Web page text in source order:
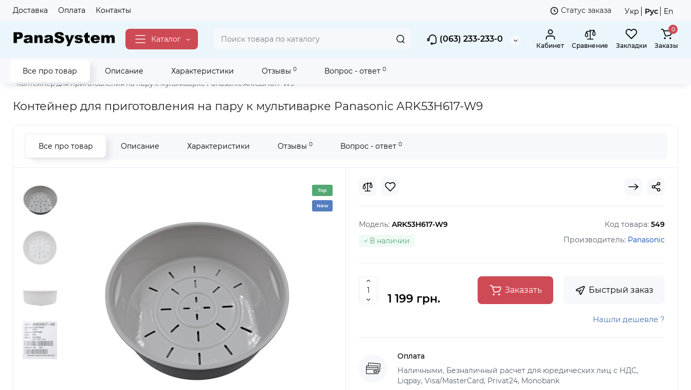
Доставка Оплата Контакты Статус заказа Укр Рус En
Каталог (063) 233-233-0
Кабинет Сравнение Закладки
0
Заказы
Все про товар Описание Характеристики Отзывы 0 Вопрос - ответ 0
Главная Для Кухни Аксессуары Для Кухни для Мультиварок
Контейнеры-пароварки для мультиварок
Контейнер для приготовления на пару к мультиварке Panasonic ARK53H617-W9
Контейнер для приготовления на пару к мультиварке Panasonic ARK53H617-W9
Все про товар Описание Характеристики Отзывы 0 Вопрос - ответ 0
Top
New
Модель: ARK53H617-W9 Код товара: 549
Производитель: Panasonic
В наличии
1 199 грн.
Заказать Быстрый заказ
Нашли дешевле ?
Оплата
Наличными, Безналичный расчет для юредических лиц с НДС,
Liqpay, Visa/MasterCard, Privat24, Monobank